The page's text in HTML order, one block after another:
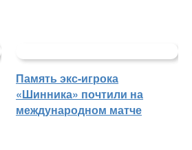
Память экс-игрока
«Шинника» почтили на
международном матче